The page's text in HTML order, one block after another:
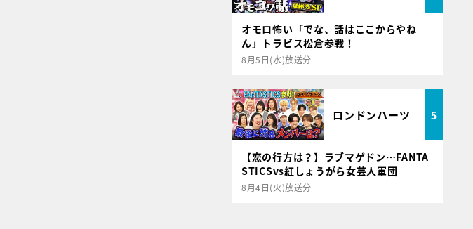
オモロ怖い「でな、話はここからやね
ん」トラビス松倉参戦！
8月5日(水)放送分
ロンドンハーツ 5
【恋の行方は？】ラブマゲドン…FANTA
STICSvs紅しょうがら女芸人軍団
8月4日(火)放送分